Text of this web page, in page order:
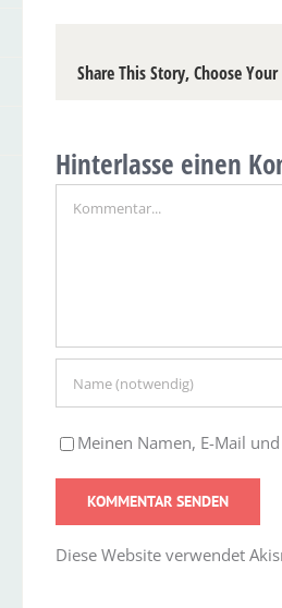
Share This Story, Choose
Hinterlasse einen
Meinen Namen, E-Mail
Diese Website verwendet